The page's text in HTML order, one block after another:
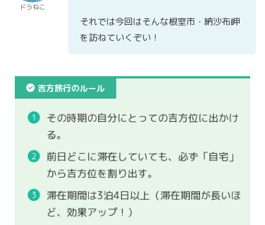
ドラねこ
それでは今回はそんな根室市・納沙布岬
を訪ねていくぞい！
吉方旅行のルール
その時期の自分にとっての吉方位に出かけ
る。
前日どこに滞在していても、必ず「自宅」
から吉方位を割り出す。
滞在期間は3泊4日以上（滞在期間が長いほ
ど、効果アップ！）